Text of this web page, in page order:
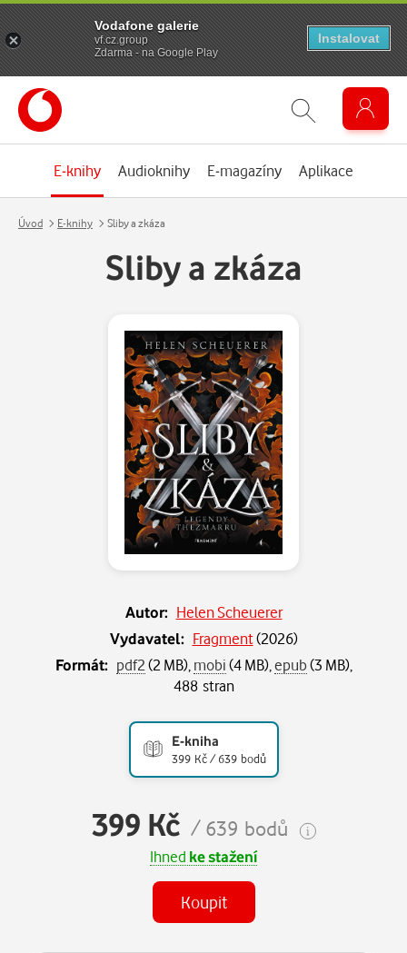
E-knihy Audioknihy E-magazíny Aplikace
Úvod E-knihy Sliby a zkáza
Sliby a zkáza
Autor: Helen Scheuerer
Vydavatel: Fragment(2026)
Formát: pdf2(2 MB), mobi(4 MB), epub(3 MB),
488 stran
E-kniha
399 Kč / 639 bodů
399 Kč / 639 bodů
Ihned ke stažení
Koupit
Vodafone galerie
vf.cz.group
Zdarma - na Google Play
Instalovat